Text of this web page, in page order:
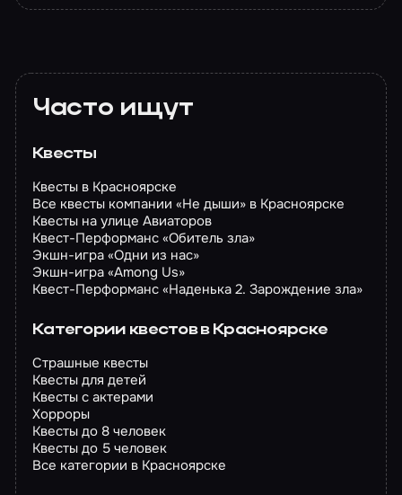
Часто ищут
Квесты
Квесты в Красноярске
Все квесты компании «Не дыши» в Красноярске
Квесты на улице Авиаторов
Квест-Перформанс «Обитель зла»
Экшн-игра «Одни из нас»
Экшн-игра «Among Us»
Квест-Перформанс «Наденька 2. Зарождение зла»
Категории квестов в Красноярске
Страшные квесты
Квесты для детей
Квесты с актерами
Хорроры
Квесты до 8 человек
Квесты до 5 человек
Все категории в Красноярске